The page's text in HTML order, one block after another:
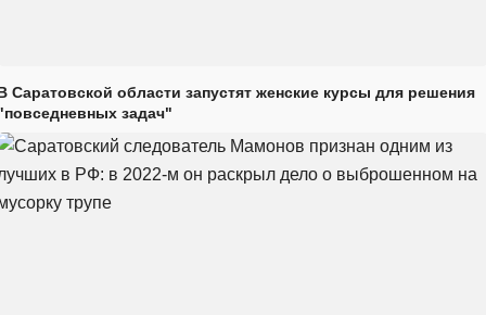
Саратовской области запустят женские курсы для решения
задач"